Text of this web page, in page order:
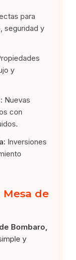
para
seguridad y
y
Nuevas
con
Inversiones
de
Bombaro,
y